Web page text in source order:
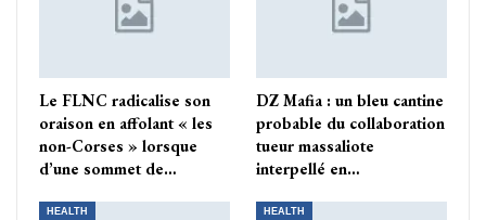
Le FLNC radicalise son
oraison en affolant « les
non-Corses » lorsque
d’une sommet de…
DZ Mafia : un bleu cantine
probable du collaboration
tueur massaliote
interpellé en…
HEALTH HEALTH